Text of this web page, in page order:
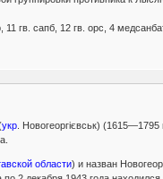
11 гв. сапб, 12 гв. орс, 4
укр. Новогеоргієвськ)
области) и назван